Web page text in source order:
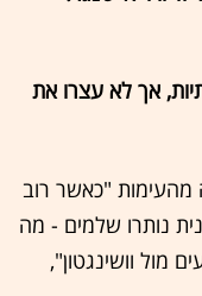
אך לא עצרו את
"כאשר רוב
נותרו שלמים - מה
מול וושינגטון",